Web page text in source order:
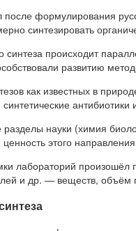
формулирования
синтезировать
синтеза происходит
развитию
как известных в
антибиотики
науки (химия
этого
лабораторий
и др. — веществ, объём